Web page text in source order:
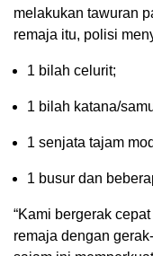
melakukan tawuran
remaja itu, polisi
1 bilah celurit;
1 bilah katana/
1 senjata tajam
1 busur dan
“Kami bergerak
remaja dengan